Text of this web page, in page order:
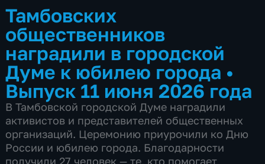
Тамбовских
общественников
наградили в городской
Думе к юбилею города •
Выпуск 11 июня 2026 года
В Тамбовской городской Думе наградили
активистов и представителей общественных
организаций. Церемонию приурочили ко Дню
России и юбилею города. Благодарности
получили 27 человек — те, кто помогает